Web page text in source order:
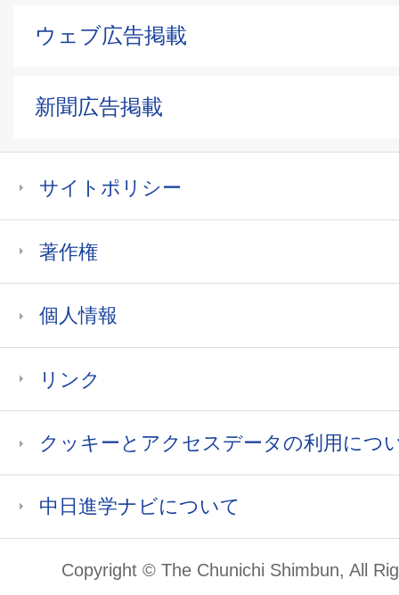
ウェブ広告掲載
新聞広告掲載
サイトポリシー
著作権
個人情報
リンク
クッキーとアクセスデータの利用につ
中日進学ナビについて
Copyright © The Chunichi Shimbun, All